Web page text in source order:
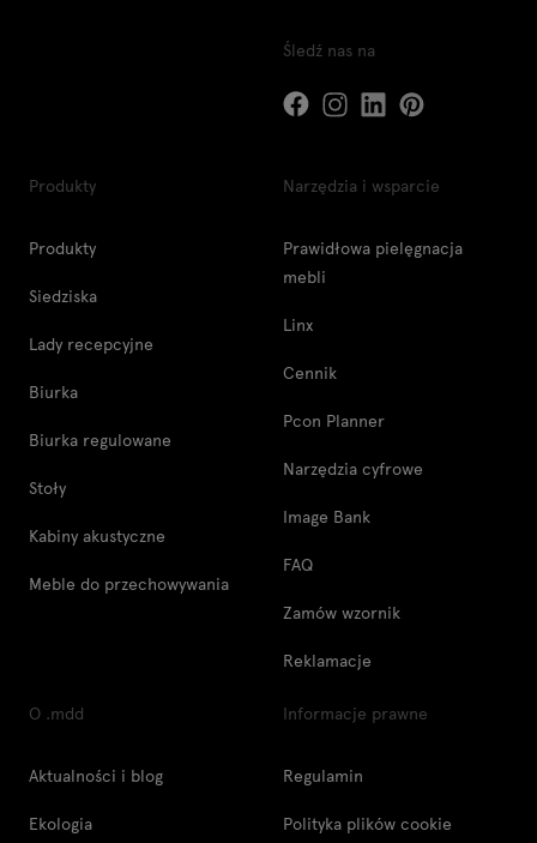
Śledź nas na
Produkty
Produkty
Siedziska
Lady recepcyjne
Biurka
Biurka regulowane
Stoły
Kabiny akustyczne
Meble do przechowywania
Narzędzia i wsparcie
Prawidłowa pielęgnacja
mebli
Linx
Cennik
Pcon Planner
Narzędzia cyfrowe
Image Bank
FAQ
Zamów wzornik
Reklamacje
O .mdd
Aktualności i blog
Ekologia
Informacje prawne
Regulamin
Polityka plików cookie